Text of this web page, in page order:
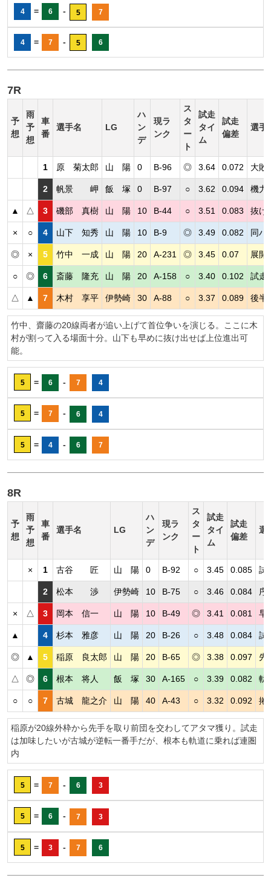
4 = 6 - 5 7
4 = 7 - 5 6
7R
予
想
雨
予
想
車
番
選手名 LG
ハ
ン
デ
現ラ
ンク
ス
タ
ー
ト
試走
タイ
ム
試走
偏差
選手
1 原 菊太郎 山 陽 0 B-96 ◎ 3.64 0.072 大敗
2 帆景 岬 飯 塚 0 B-97 ○ 3.62 0.094 機力
▲ △ 3 磯部 真樹 山 陽 10 B-44 ○ 3.51 0.083 抜け
× ○ 4 山下 知秀 山 陽 10 B-9 ◎ 3.49 0.082 同ハ
◎ × 5 竹中 一成 山 陽 20 A-231 ◎ 3.45 0.07 展開
○ ◎ 6 斎藤 隆充 山 陽 20 A-158 ○ 3.40 0.102 試走
△ ▲ 7 木村 享平 伊勢崎 30 A-88 ○ 3.37 0.089 後半
竹中、齋藤の20線両者が追い上げて首位争いを演じる。ここに木
村が割って入る場面十分。山下も早めに抜け出せば上位進出可
能。
5 = 6 - 7 4
5 = 7 - 6 4
5 = 4 - 6 7
8R
予
想
雨
予
想
車
番
選手名 LG
ハ
ン
デ
現ラ
ンク
ス
タ
ー
ト
試走
タイ
ム
試走
偏差
選
× 1 古谷 匠 山 陽 0 B-92 ○ 3.45 0.085 試
2 松本 渉 伊勢崎 10 B-75 ○ 3.46 0.084 序
× △ 3 岡本 信一 山 陽 10 B-49 ◎ 3.41 0.081 早
▲ 4 杉本 雅彦 山 陽 20 B-26 ○ 3.48 0.084 試
◎ ▲ 5 稲原 良太郎 山 陽 20 B-65 ◎ 3.38 0.097 先
△ ◎ 6 根本 将人 飯 塚 30 A-165 ○ 3.39 0.082 軌
○ ○ 7 古城 龍之介 山 陽 40 A-43 ○ 3.32 0.092 捲
稲原が20線外枠から先手を取り前団を交わしてアタマ獲り。試走
は加味したいが古城が逆転一番手だが、根本も軌道に乗れば連圏
内
5 = 7 - 6 3
5 = 6 - 7 3
5 = 3 - 7 6